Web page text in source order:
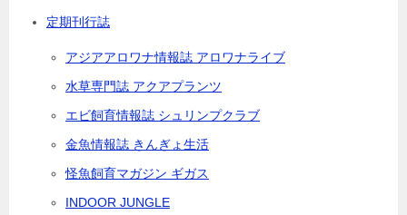
定期刊行誌
アジアアロワナ情報誌 アロワナライブ
水草専門誌 アクアプランツ
エビ飼育情報誌 シュリンプクラブ
金魚情報誌 きんぎょ生活
怪魚飼育マガジン ギガス
INDOOR JUNGLE